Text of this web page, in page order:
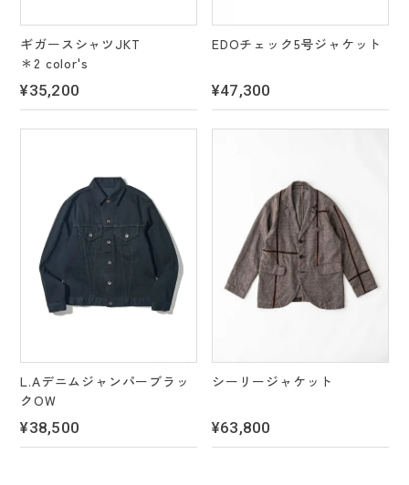
ギガースシャツJKT
＊2 color's
¥35,200
EDOチェック5号ジャケット
¥47,300
L.Aデニムジャンパーブラッ
クOW
¥38,500
シーリージャケット
¥63,800